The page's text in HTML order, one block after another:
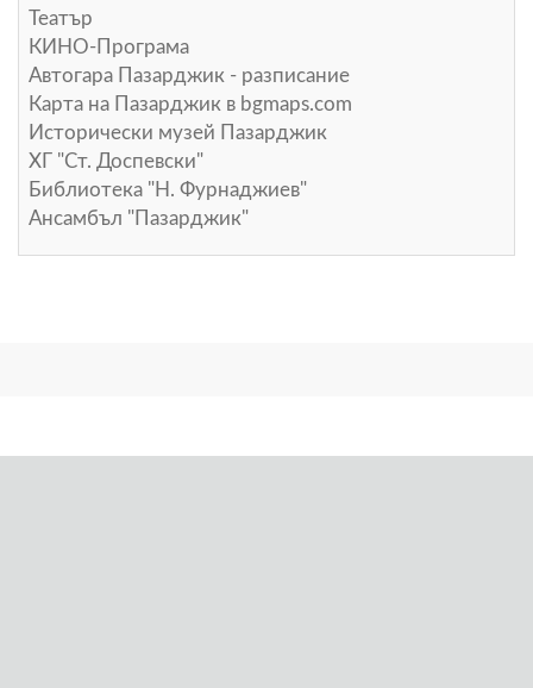
Театър
КИНО-Програма
Автогара Пазарджик - разписание
Карта на Пазарджик в bgmaps.com
Исторически музей Пазарджик
ХГ "Ст. Доспевски"
Библиотека "Н. Фурнаджиев"
Ансамбъл "Пазарджик"